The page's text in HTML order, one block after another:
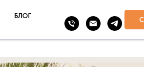
БЛОГ